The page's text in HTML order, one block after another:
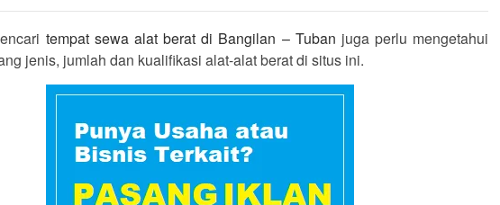
tempat sewa alat berat di Bangilan – Tuban juga perlu mengetahui
jenis, jumlah dan kualifikasi alat-alat berat di situs ini.